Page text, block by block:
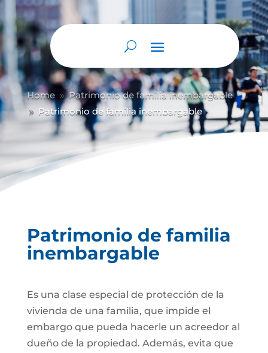
Home 9 Patrimonio de familia inembargable
9 Patrimonio de familia inembargable
Patrimonio de familia
inembargable
Es una clase especial de protección de la
vivienda de una familia, que impide el
embargo que pueda hacerle un acreedor al
dueño de la propiedad. Además, evita que